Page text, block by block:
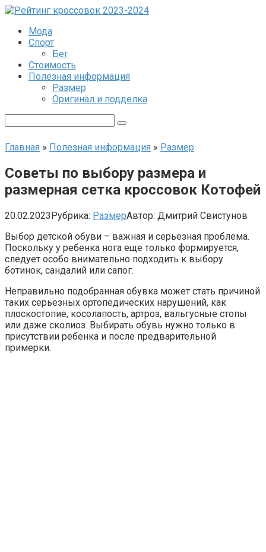
Перейти
контенту
Мода
Спорт
Бег
Стоимость
Полезная информация
Размер
Оригинал и подделка
Главная » Полезная информация » Размер
Советы по выбору размера и
размерная сетка кроссовок Котофей
20.02.2023Рубрика: РазмерАвтор: Дмитрий Свистунов
Выбор детской обуви – важная и серьезная проблема.
Поскольку у ребенка нога еще только формируется,
следует особо внимательно подходить к выбору
ботинок, сандалий или сапог.
Неправильно подобранная обувка может стать причиной
таких серьезных ортопедических нарушений, как
плоскостопие, косолапость, артроз, вальгусные стопы
или даже сколиоз. Выбирать обувь нужно только в
присутствии ребенка и после предварительной
примерки.